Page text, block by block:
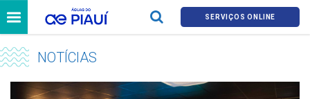
SERVIÇOS ONLINE
NOTÍCIAS